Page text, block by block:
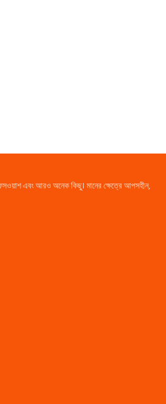
এবং আরও অনেক কিছু। মানের ক্ষেত্রে আপসহীন,